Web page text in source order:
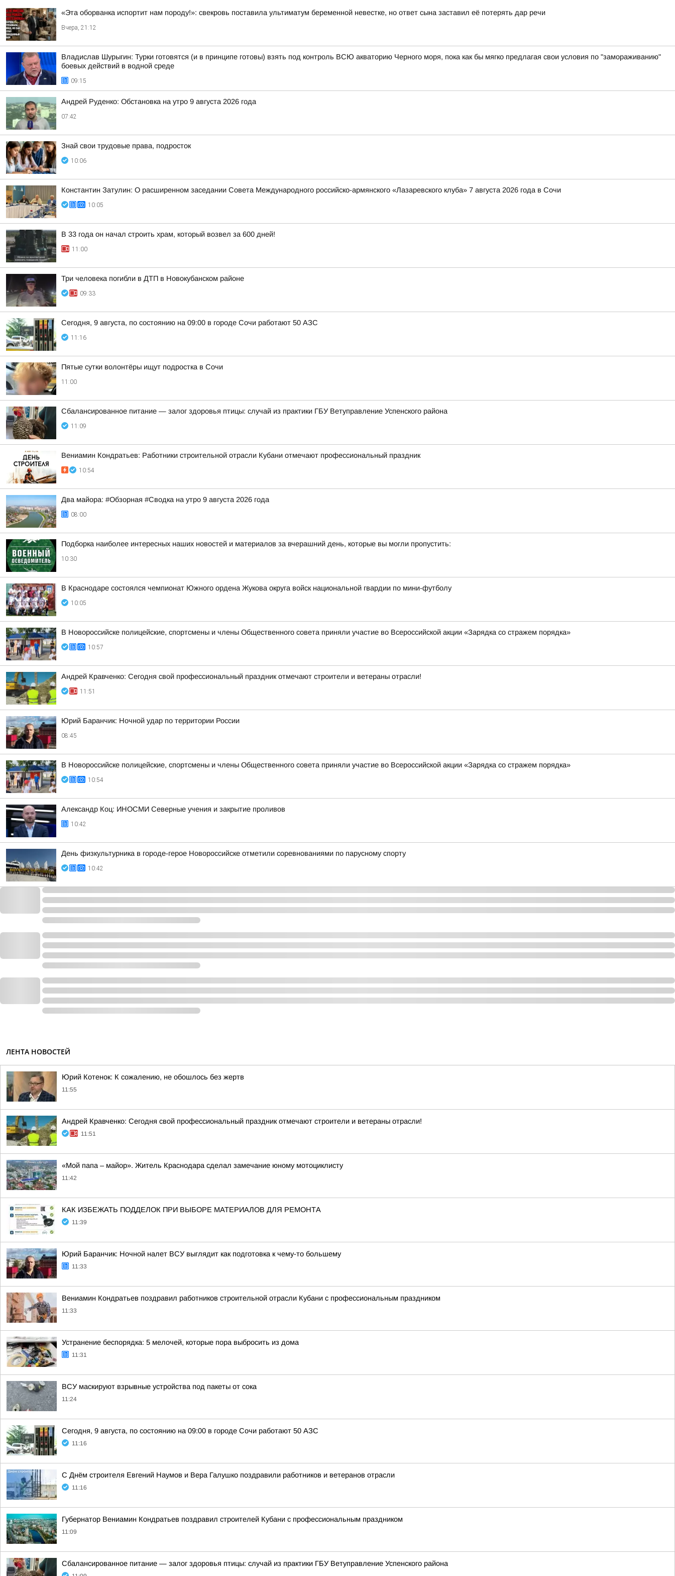
«Эта оборванка испортит нам породу!»: свекровь поставила ультиматум беременной невестке, но ответ сына заставил её потерять дар речи
Вчера, 21:12
Владислав Шурыгин: Турки готовятся (и в принципе готовы) взять под контроль ВСЮ акваторию Черного моря, пока как бы мягко предлагая свои условия по "замораживанию"
боевых действий в водной среде
09:15
Андрей Руденко: Обстановка на утро 9 августа 2026 года
07:42
Знай свои трудовые права, подросток
10:06
Константин Затулин: О расширенном заседании Совета Международного российско-армянского «Лазаревского клуба» 7 августа 2026 года в Сочи
10:05
В 33 года он начал строить храм, который возвел за 600 дней!
11:00
Три человека погибли в ДТП в Новокубанском районе
09:33
Сегодня, 9 августа, по состоянию на 09:00 в городе Сочи работают 50 АЗС
11:16
Пятые сутки волонтёры ищут подростка в Сочи
11:00
Сбалансированное питание — залог здоровья птицы: случай из практики ГБУ Ветуправление Успенского района
11:09
Вениамин Кондратьев: Работники строительной отрасли Кубани отмечают профессиональный праздник
10:54
Два майора: #Обзорная #Сводка на утро 9 августа 2026 года
08:00
Подборка наиболее интересных наших новостей и материалов за вчерашний день, которые вы могли пропустить:
10:30
В Краснодаре состоялся чемпионат Южного ордена Жукова округа войск национальной гвардии по мини-футболу
10:05
В Новороссийске полицейские, спортсмены и члены Общественного совета приняли участие во Всероссийской акции «Зарядка со стражем порядка»
10:57
Андрей Кравченко: Сегодня свой профессиональный праздник отмечают строители и ветераны отрасли!
11:51
Юрий Баранчик: Ночной удар по территории России
08:45
В Новороссийске полицейские, спортсмены и члены Общественного совета приняли участие во Всероссийской акции «Зарядка со стражем порядка»
10:54
Александр Коц: ИНОСМИ Северные учения и закрытие проливов
10:42
День физкультурника в городе-герое Новороссийске отметили соревнованиями по парусному спорту
10:42
ЛЕНТА НОВОСТЕЙ
Юрий Котенок: К сожалению, не обошлось без жертв
11:55
Андрей Кравченко: Сегодня свой профессиональный праздник отмечают строители и ветераны отрасли!
11:51
«Мой папа – майор». Житель Краснодара сделал замечание юному мотоциклисту
11:42
КАК ИЗБЕЖАТЬ ПОДДЕЛОК ПРИ ВЫБОРЕ МАТЕРИАЛОВ ДЛЯ РЕМОНТА
11:39
Юрий Баранчик: Ночной налет ВСУ выглядит как подготовка к чему-то большему
11:33
Вениамин Кондратьев поздравил работников строительной отрасли Кубани с профессиональным праздником
11:33
Устранение беспорядка: 5 мелочей, которые пора выбросить из дома
11:31
ВСУ маскируют взрывные устройства под пакеты от сока
11:24
Сегодня, 9 августа, по состоянию на 09:00 в городе Сочи работают 50 АЗС
11:16
С Днём строителя Евгений Наумов и Вера Галушко поздравили работников и ветеранов отрасли
11:16
Губернатор Вениамин Кондратьев поздравил строителей Кубани с профессиональным праздником
11:09
Сбалансированное питание — залог здоровья птицы: случай из практики ГБУ Ветуправление Успенского района